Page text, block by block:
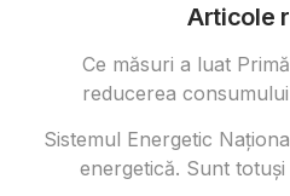
Articole
Ce măsuri a luat
reducerea
Sistemul Energetic
energetică. Sunt